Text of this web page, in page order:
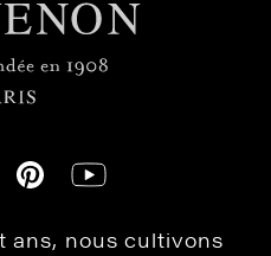
ans, nous cultivons